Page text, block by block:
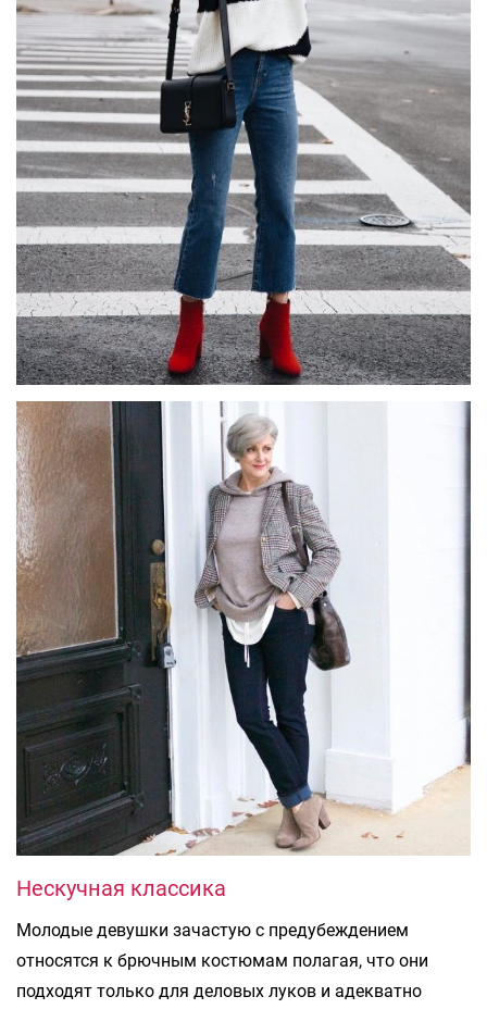
Нескучная классика
Молодые девушки зачастую с предубеждением
относятся к брючным костюмам полагая, что они
подходят только для деловых луков и адекватно